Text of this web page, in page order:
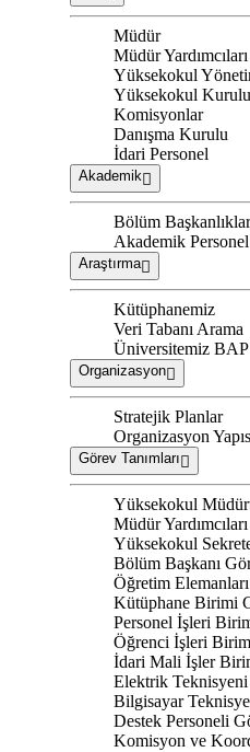
Müdür
Müdür Yardımcıları
Yüksekokul
Yüksekokul Kurulu
Komisyonlar
Danışma Kurulu
İdari Personel
Akademik
Bölüm
Akademik Personel
Araştırma
Kütüphanemiz
Veri Tabanı Arama
Üniversitemiz
Organizasyon
Stratejik Planlar
Organizasyon
Görev Tanımları
Yüksekokul
Müdür
Yüksekokul
Bölüm Başkanı
Öğretim
Kütüphane Birimi
Personel İşleri
Öğrenci İşleri
İdari Mali İşler
Elektrik Teknisyeni
Bilgisayar
Destek Personeli
Komisyon ve